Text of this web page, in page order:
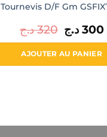
Tournevis D/F Gm
320 د.ج Le
prix
initial
était :
300 د.ج
AJOUTER AU PANIER